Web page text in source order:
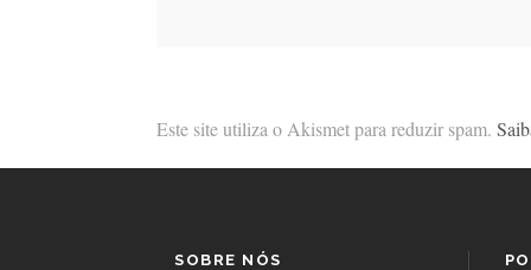
Este site utiliza o Akismet para reduzir spam.
SOBRE NÓS